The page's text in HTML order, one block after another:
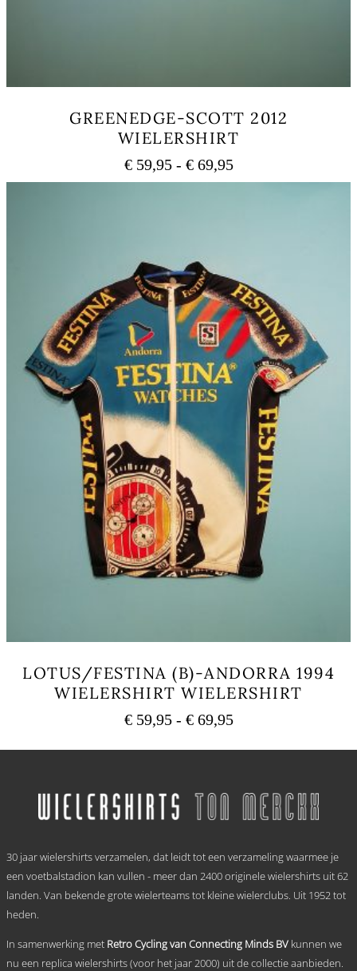
GREENEDGE-SCOTT 2012
WIELERSHIRT
€59,95 - €69,95Prijsklasse:
€ 59,95
Deze
optie
kan
gekozen
worden
op
productpagina
LOTUS/FESTINA (B)-ANDORRA 1994
WIELERSHIRT WIELERSHIRT
€59,95 - €69,95Prijsklasse:
tot
variaties.
Deze
gekozen
worden
de
30 jaar wielershirts verzamelen, dat leidt tot een verzameling waarmee je
een voetbalstadion kan vullen - meer dan 2400 originele wielershirts uit 62
landen. Van bekende grote wielerteams tot kleine wielerclubs. Uit 1952 tot
heden.
In samenwerking met Retro Cycling van Connecting Minds BV kunnen we
nu een replica wielershirts (voor het jaar 2000) uit de collectie aanbieden.